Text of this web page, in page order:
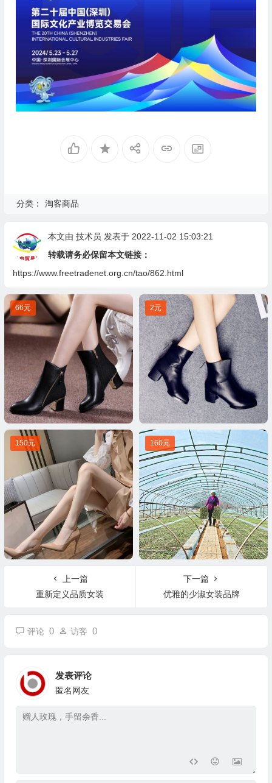
分类： 淘客商品
本文由 技术员 发表于 2022-11-02 15:03:21
转载请务必保留本文链接：
https://www.freetradenet.org.cn/tao/862.html
66元 2元
150元 160元
上一篇
重新定义品质女装
下一篇
优雅的少淑女装品牌
评论 0 访客 0
发表评论
匿名网友